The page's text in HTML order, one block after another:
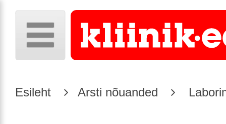
Esileht Arsti nõuanded